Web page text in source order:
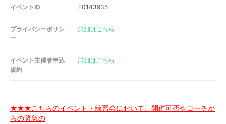
イベントID E0143935
プライバシーポリシ
ー
詳細はこちら
イベント主催者申込
規約
詳細はこちら
★★★こちらのイベント・練習会において、開催可否やコーチか
らの緊急の